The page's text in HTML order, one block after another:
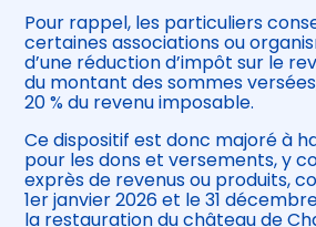
Pour rappel, les particuliers
certaines associations ou
d’une réduction d’impôt sur le
du montant des sommes
20 % du revenu imposable.
Ce dispositif est donc majoré à
pour les dons et versements, y
exprès de revenus ou produits,
1er janvier 2026 et le 31
la restauration du château de